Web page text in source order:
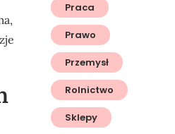
Praca
Prawo
Przemysł
Rolnictwo
Sklepy